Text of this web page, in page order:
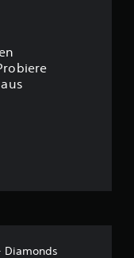
:
3
Diamonds